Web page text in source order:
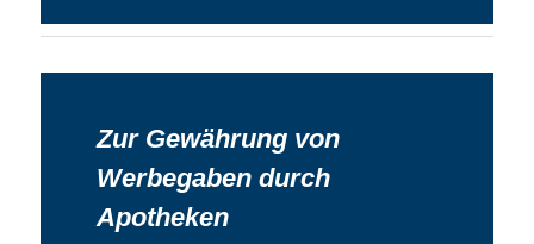
Zur Gewährung von
Werbegaben durch
Apotheken